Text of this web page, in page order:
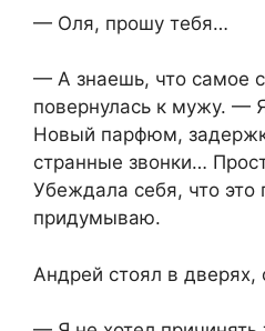
— Оля, прошу тебя…
— А знаешь, что самое
повернулась к мужу. —
Новый парфюм,
странные звонки…
Убеждала себя, что это
придумываю.
Андрей стоял в дверях,